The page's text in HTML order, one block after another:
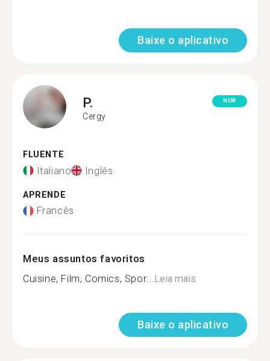
Baixe o aplicativo
P.
Cergy
NEW
FLUENTE
Italiano Inglês
APRENDE
Francês
Meus assuntos favoritos
Cuisine, Film, Comics, Spor...Leia mais
Baixe o aplicativo